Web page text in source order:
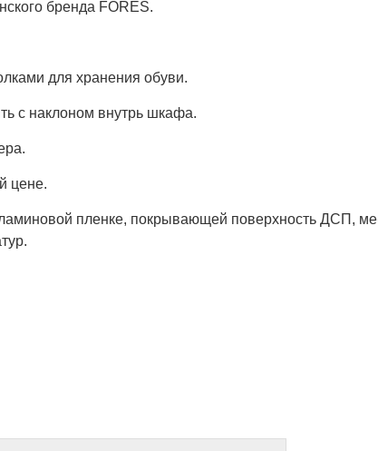
бренда FORES.
для хранения обуви.
с наклоном внутрь шкафа.
цене.
пленке, покрывающей поверхность ДСП,